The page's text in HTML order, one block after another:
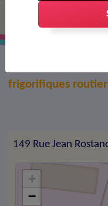
frigorifiques
149 Rue Jean
+
−